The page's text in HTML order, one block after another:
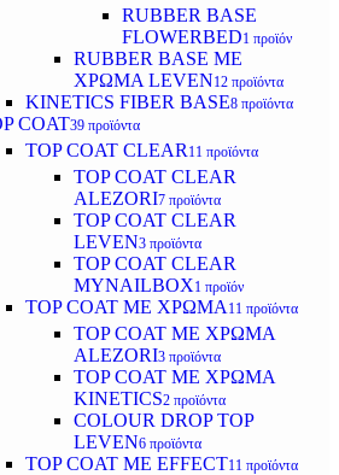
RUBBER BASE
FLOWERBED1 προϊόν
RUBBER BASE ΜΕ
ΧΡΩΜΑ LEVEN12 προϊόντα
KINETICS FIBER BASE8 προϊόντα
COAT39 προϊόντα
TOP COAT CLEAR 11 προϊόντα
TOP COAT CLEAR
ALEZORI7 προϊόντα
TOP COAT CLEAR
LEVEN3 προϊόντα
TOP COAT CLEAR
MYNAILBOX1 προϊόν
TOP COAT ΜΕ ΧΡΩΜΑ 11 προϊόντα
TOP COAT ΜΕ ΧΡΩΜΑ
ALEZORI3 προϊόντα
TOP COAT ΜΕ ΧΡΩΜΑ
KINETICS2 προϊόντα
COLOUR DROP TOP
LEVEN6 προϊόντα
TOP COAT ΜΕ EFFECT11 προϊόντα